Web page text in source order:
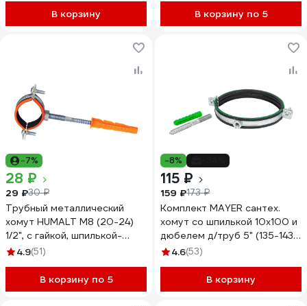
В корзину В корзину по 5
-7%
28 ₽
29 ₽30 ₽
Трубный металлический
хомут HUMALT М8 (20-24)
1/2", с гайкой, шпилькой-
шурупом и дюбелем
4.9(51)
В корзину по 5
-8%
115 ₽
159 ₽173 ₽
Комплект MAYER сантех.
хомут со шпилькой 10x100 и
дюбелем д/труб 5" (135-143
мм), гайка М10 14 0500
4.6(53)
В корзину